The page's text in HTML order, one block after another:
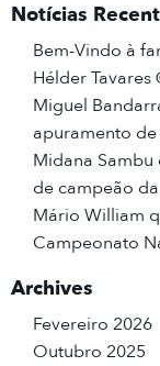
Notícias
Bem-Vindo à
Hélder Tavares
Miguel
apuramento
Midana
de campeão
Mário William
Campeonato
Archives
Fevereiro 2026
Outubro 2025